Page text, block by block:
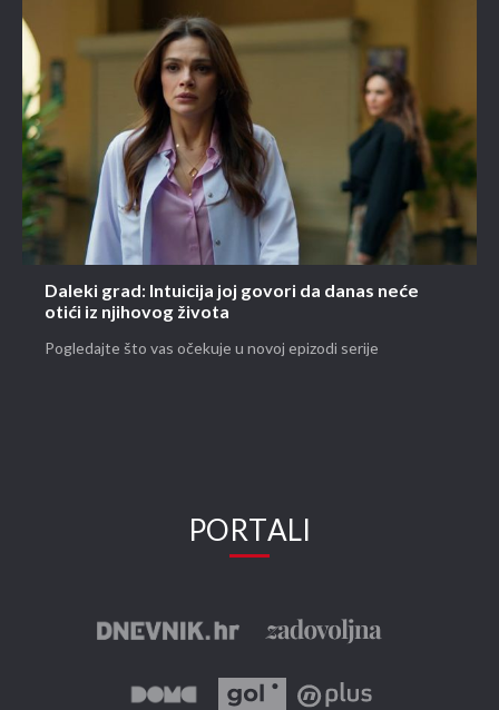
Daleki grad: Intuicija joj govori da danas neće
otići iz njihovog života
Pogledajte što vas očekuje u novoj epizodi serije
PORTALI